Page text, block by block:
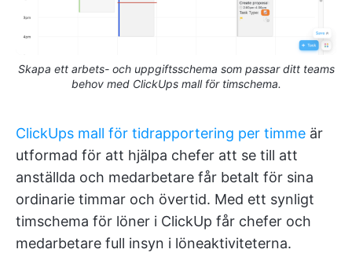
Skapa ett arbets- och uppgiftsschema som passar ditt teams
behov med ClickUps mall för timschema.
ClickUps mall för tidrapportering per timme är
utformad för att hjälpa chefer att se till att
anställda och medarbetare får betalt för sina
ordinarie timmar och övertid. Med ett synligt
timschema för löner i ClickUp får chefer och
medarbetare full insyn i löneaktiviteterna.